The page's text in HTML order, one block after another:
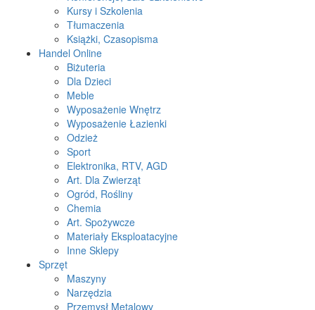
Kursy i Szkolenia
Tłumaczenia
Książki, Czasopisma
Handel Online
Biżuteria
Dla Dzieci
Meble
Wyposażenie Wnętrz
Wyposażenie Łazienki
Odzież
Sport
Elektronika, RTV, AGD
Art. Dla Zwierząt
Ogród, Rośliny
Chemia
Art. Spożywcze
Materiały Eksploatacyjne
Inne Sklepy
Sprzęt
Maszyny
Narzędzia
Przemysł Metalowy